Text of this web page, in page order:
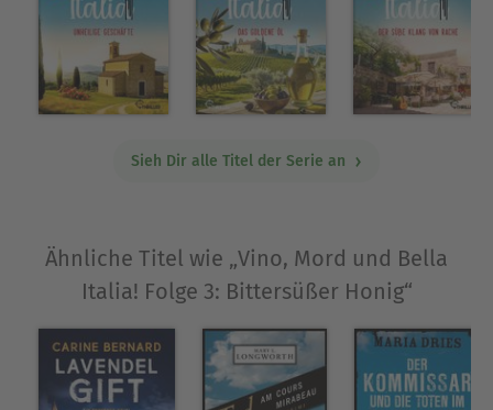
Sieh Dir alle Titel der Serie an
Ähnliche Titel wie „Vino, Mord und Bella
Italia! Folge 3: Bittersüßer Honig“